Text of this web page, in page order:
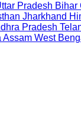
Pradesh Bihar
Jharkhand
Pradesh
Assam West